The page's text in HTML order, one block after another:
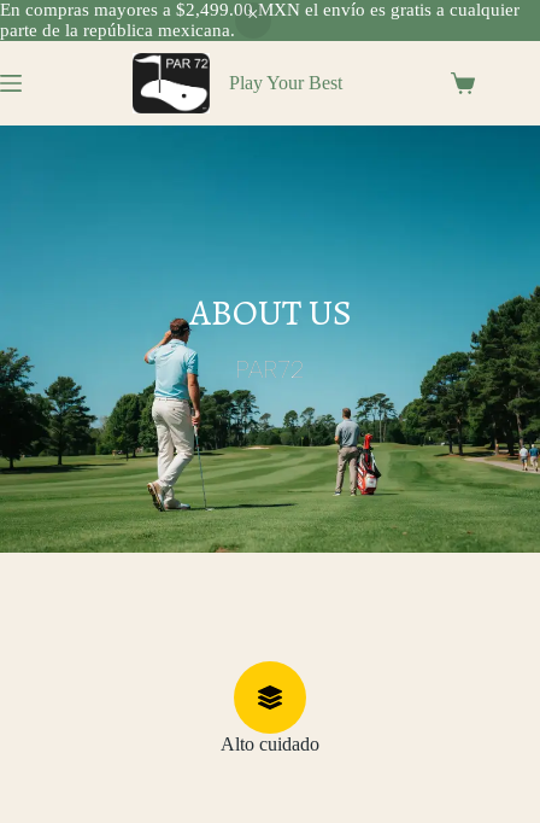
En compras mayores a $2,499.00 MXN el envío es gratis a cualquier
parte de la república mexicana.
Play Your Best
ABOUT US
PAR72
Alto cuidado